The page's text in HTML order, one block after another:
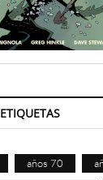
ETIQUETAS
años 70